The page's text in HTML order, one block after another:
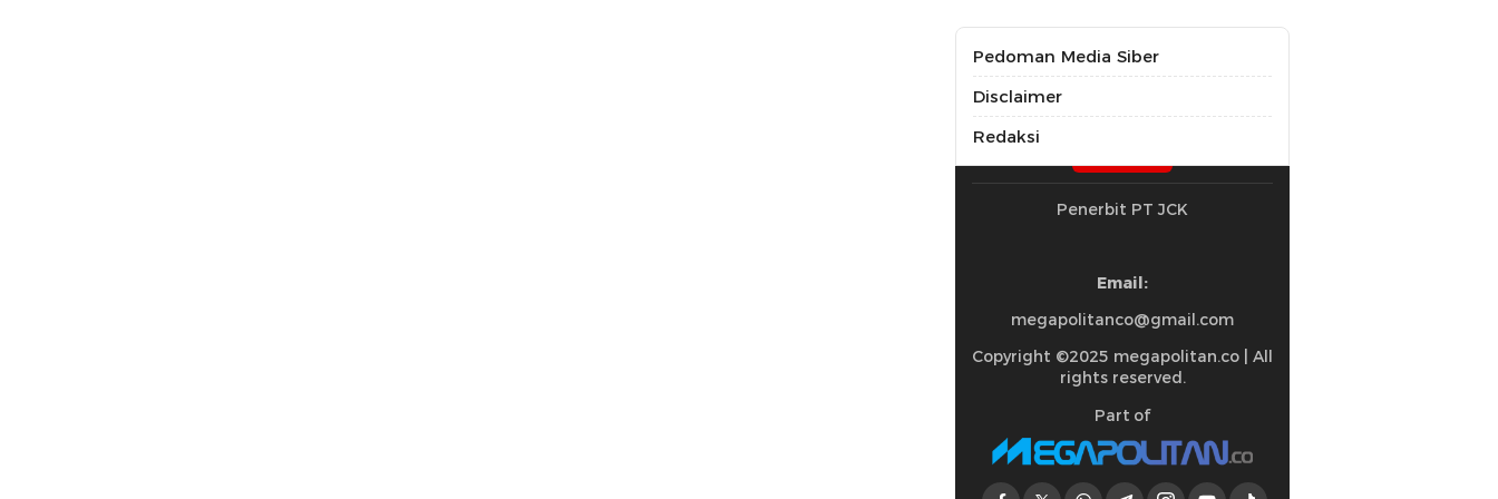
Pedoman Media Siber
Disclaimer
Redaksi
Penerbit PT JCK
Email:
megapolitanco@gmail.com
Copyright ©2025 megapolitan.co | All
rights reserved.
Part of